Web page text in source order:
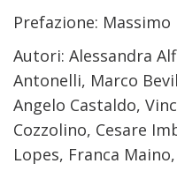
Prefazione: Massimo
Autori: Alessandra
Antonelli, Marco
Angelo Castaldo,
Cozzolino, Cesare
Lopes, Franca